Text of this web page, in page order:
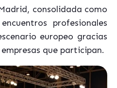
consolidada como
profesionales
europeo gracias
que participan.